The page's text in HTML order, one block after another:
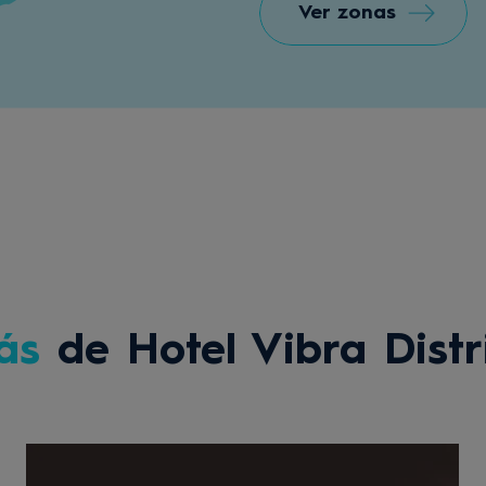
Ver zonas
de Hotel Vibra